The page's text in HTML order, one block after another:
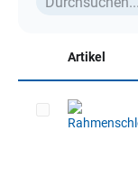
Artikel
Artikel